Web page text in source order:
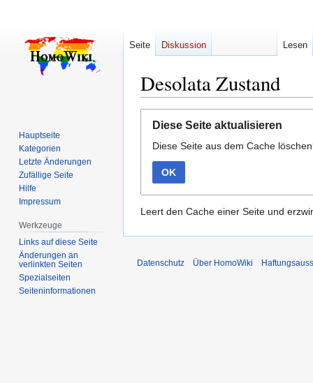
Desolata Zustand
Navigation
springen
Suche
springen
Diese Seite aktualisieren
Diese Seite aus dem Cache
OK
Leert den Cache einer Seite und
Seite Diskussion Lesen
Hauptseite
Kategorien
Letzte Änderungen
Zufällige Seite
Hilfe
Impressum
Werkzeuge
Links auf diese Seite
Änderungen an
verlinkten Seiten
Spezialseiten
Seiten­­informationen
Datenschutz Über HomoWiki